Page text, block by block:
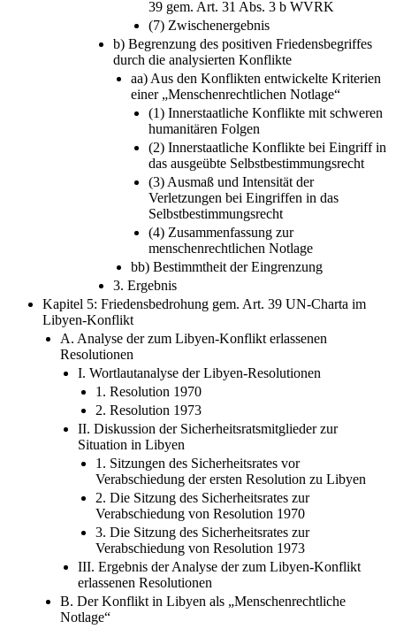
(7) Zwischenergebnis
b) Begrenzung des positiven Friedensbegriffes
durch die analysierten Konflikte
aa) Aus den Konflikten entwickelte Kriterien
einer „Menschenrechtlichen Notlage“
(1) Innerstaatliche Konflikte mit schweren
humanitären Folgen
(2) Innerstaatliche Konflikte bei Eingriff in
das ausgeübte Selbstbestimmungsrecht
(3) Ausmaß und Intensität der
Verletzungen bei Eingriffen in das
Selbstbestimmungsrecht
(4) Zusammenfassung zur
menschenrechtlichen Notlage
bb) Bestimmtheit der Eingrenzung
3. Ergebnis
Kapitel 5: Friedensbedrohung gem. Art. 39 UN-Charta im
Libyen-Konflikt
A. Analyse der zum Libyen-Konflikt erlassenen
Resolutionen
I. Wortlautanalyse der Libyen-Resolutionen
1. Resolution 1970
2. Resolution 1973
II. Diskussion der Sicherheitsratsmitglieder zur
Situation in Libyen
1. Sitzungen des Sicherheitsrates vor
Verabschiedung der ersten Resolution zu Libyen
2. Die Sitzung des Sicherheitsrates zur
Verabschiedung von Resolution 1970
3. Die Sitzung des Sicherheitsrates zur
Verabschiedung von Resolution 1973
III. Ergebnis der Analyse der zum Libyen-Konflikt
erlassenen Resolutionen
B. Der Konflikt in Libyen als „Menschenrechtliche
Notlage“
I. Eingriff in das Selbstbestimmungsrecht